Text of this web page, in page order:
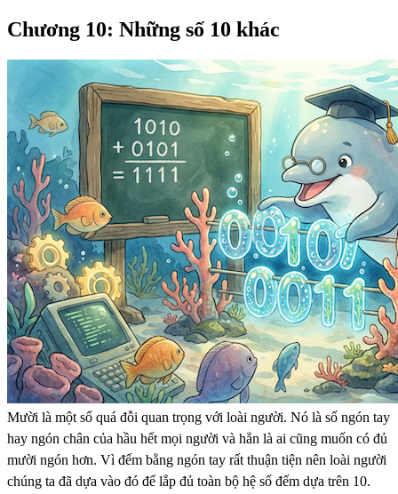
Chương 10: Những số 10 khác
Mười là một số quá đỗi quan trọng với loài người. Nó là số ngón tay
hay ngón chân của hầu hết mọi người và hẳn là ai cũng muốn có đủ
mười ngón hơn. Vì đếm bằng ngón tay rất thuận tiện nên loài người
chúng ta đã dựa vào đó để lắp đủ toàn bộ hệ số đếm dựa trên 10.